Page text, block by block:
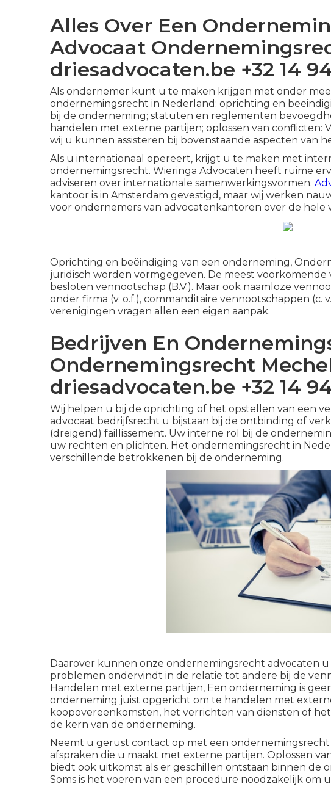
Alles Over Een
Advocaat
driesadvocaten.be +32 14
Als ondernemer kunt u te maken krijgen met onder
ondernemingsrecht in Nederland: oprichting en
bij de onderneming; statuten en reglementen
handelen met externe partijen; oplossen van conflicten:
wij u kunnen assisteren bij bovenstaande aspecten van
Als u internationaal opereert, krijgt u te maken met
ondernemingsrecht. Wieringa Advocaten heeft ruime
adviseren over internationale samenwerkingsvormen.
kantoor is in Amsterdam gevestigd, maar wij werken
voor ondernemers van advocatenkantoren over de hele
Oprichting en beëindiging van een onderneming,
juridisch worden vormgegeven. De meest voorkomende
besloten vennootschap (B.V.). Maar ook naamloze
onder firma (v. o.f.), commanditaire vennootschappen (c.
verenigingen vragen allen een eigen aanpak.
Bedrijven En
Ondernemingsrecht
driesadvocaten.be +32 14
Wij helpen u bij de oprichting of het opstellen van een
advocaat bedrijfsrecht u bijstaan bij de ontbinding of
(dreigend) faillissement. Uw interne rol bij de
uw rechten en plichten. Het ondernemingsrecht in
verschillende betrokkenen bij de onderneming.
Daarover kunnen onze ondernemingsrecht advocaten u
problemen ondervindt in de relatie tot andere bij de
Handelen met externe partijen, Een onderneming is
onderneming juist opgericht om te handelen met
koopovereenkomsten, het verrichten van diensten of
de kern van de onderneming.
Neemt u gerust contact op met een ondernemingsrecht
afspraken die u maakt met externe partijen. Oplossen
biedt ook uitkomst als er geschillen ontstaan binnen de
Soms is het voeren van een procedure noodzakelijk om